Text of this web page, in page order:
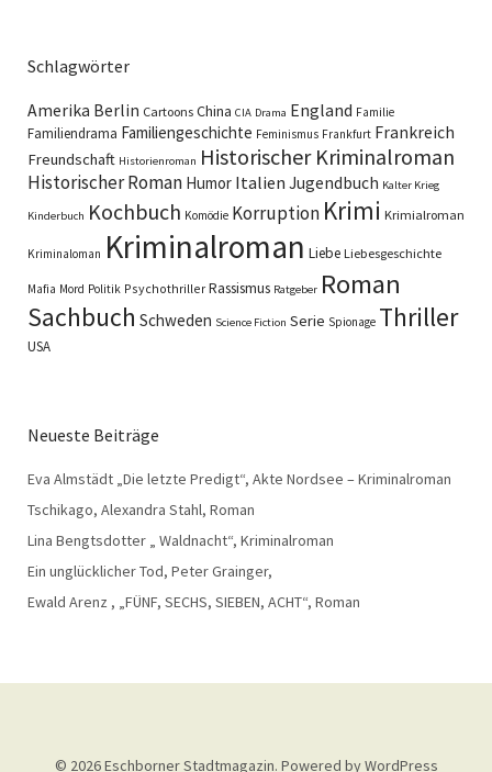
Schlagwörter
Amerika Berlin Cartoons China CIA Drama England Familie
Familiendrama Familiengeschichte Feminismus Frankfurt Frankreich
Freundschaft Historienroman Historischer Kriminalroman
Historischer Roman Humor Italien Jugendbuch Kalter Krieg
Kinderbuch Kochbuch Komödie Korruption Krimi Krimialroman
Kriminaloman Kriminalroman Liebe Liebesgeschichte
Mafia Mord Politik Psychothriller Rassismus Ratgeber Roman
Sachbuch Schweden Science Fiction Serie Spionage Thriller
USA
Neueste Beiträge
Eva Almstädt „Die letzte Predigt“, Akte Nordsee – Kriminalroman
Tschikago, Alexandra Stahl, Roman
Lina Bengtsdotter „ Waldnacht“, Kriminalroman
Ein unglücklicher Tod, Peter Grainger,
Ewald Arenz , „FÜNF, SECHS, SIEBEN, ACHT“, Roman
© 2026Eschborner Stadtmagazin. Powered byWordPress